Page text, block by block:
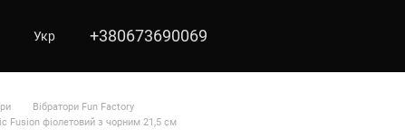
Укр +380673690069
Вібратори Fun Factory
Fusion фіолетовий з чорним 21,5 см